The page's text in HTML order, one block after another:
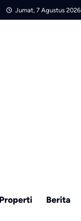
Jumat, 7 Agustus 2026
Properti Berita